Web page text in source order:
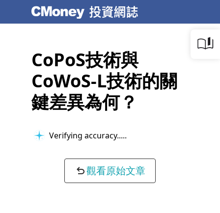
CoPoS技術與
CoWoS-L技術的關
鍵差異為何？
Verifying accuracy...
觀看原始文章